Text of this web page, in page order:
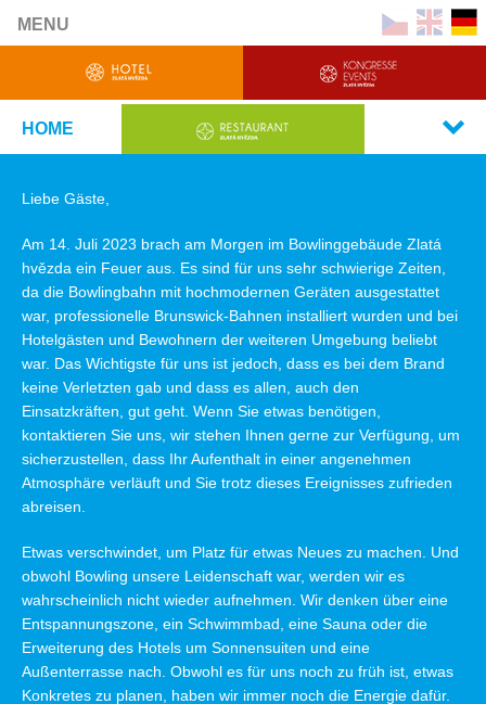
MENU
HOME
Liebe Gäste,
Am 14. Juli 2023 brach am Morgen im Bowlinggebäude Zlatá
hvězda ein Feuer aus. Es sind für uns sehr schwierige Zeiten,
da die Bowlingbahn mit hochmodernen Geräten ausgestattet
war, professionelle Brunswick-Bahnen installiert wurden und bei
Hotelgästen und Bewohnern der weiteren Umgebung beliebt
war. Das Wichtigste für uns ist jedoch, dass es bei dem Brand
keine Verletzten gab und dass es allen, auch den
Einsatzkräften, gut geht. Wenn Sie etwas benötigen,
kontaktieren Sie uns, wir stehen Ihnen gerne zur Verfügung, um
sicherzustellen, dass Ihr Aufenthalt in einer angenehmen
Atmosphäre verläuft und Sie trotz dieses Ereignisses zufrieden
abreisen.
Etwas verschwindet, um Platz für etwas Neues zu machen. Und
obwohl Bowling unsere Leidenschaft war, werden wir es
wahrscheinlich nicht wieder aufnehmen. Wir denken über eine
Entspannungszone, ein Schwimmbad, eine Sauna oder die
Erweiterung des Hotels um Sonnensuiten und eine
Außenterrasse nach. Obwohl es für uns noch zu früh ist, etwas
Konkretes zu planen, haben wir immer noch die Energie dafür.